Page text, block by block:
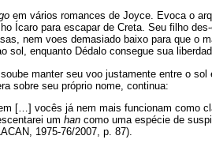
em vários romances de Joyce. Evoca o
Ícaro para escapar de Creta. Seu filho
nem voes demasiado baixo para que o
sol, enquanto Dédalo consegue sua
manter seu voo justamente entre o
sobre seu próprio nome, continua:
[…] vocês já nem mais funcionam como
um han como uma espécie de
1975-76/2007, p. 87).